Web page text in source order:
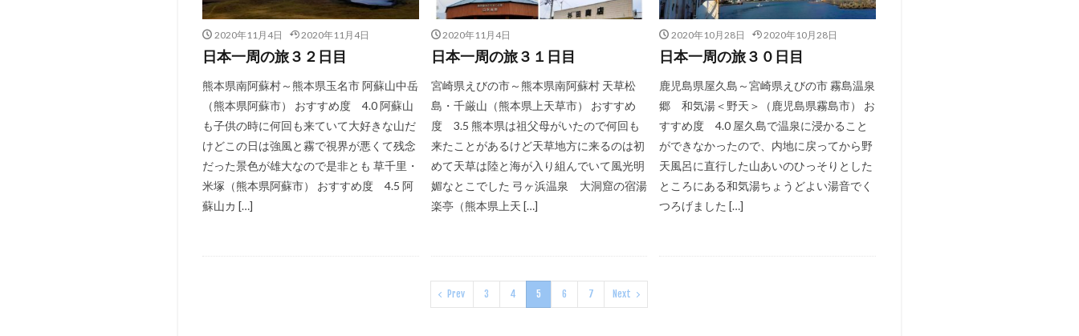
2020年11月4日 2020年11月4日
日本一周の旅３２日目
熊本県南阿蘇村～熊本県玉名市 阿蘇山中岳
（熊本県阿蘇市） おすすめ度 4.0 阿蘇山
も子供の時に何回も来ていて大好きな山だ
けどこの日は強風と霧で視界が悪くて残念
だった景色が雄大なので是非とも 草千里・
米塚（熊本県阿蘇市） おすすめ度 4.5 阿
蘇山カ […]
2020年11月4日
日本一周の旅３１日目
宮崎県えびの市～熊本県南阿蘇村 天草松
島・千厳山（熊本県上天草市） おすすめ
度 3.5 熊本県は祖父母がいたので何回も
来たことがあるけど天草地方に来るのは初
めて天草は陸と海が入り組んでいて風光明
媚なとこでした 弓ヶ浜温泉 大洞窟の宿湯
楽亭（熊本県上天 […]
2020年10月28日 2020年10月28日
日本一周の旅３０日目
鹿児島県屋久島～宮崎県えびの市 霧島温泉
郷 和気湯＜野天＞（鹿児島県霧島市） お
すすめ度 4.0 屋久島で温泉に浸かること
ができなかったので、内地に戻ってから野
天風呂に直行した山あいのひっそりとした
ところにある和気湯ちょうどよい湯音でく
つろげました […]
Prev 3 4 5 6 7 Next